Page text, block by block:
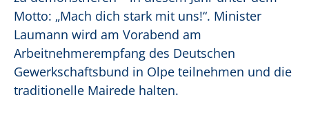
Motto: „Mach dich stark mit uns!“. Minister
Laumann wird am Vorabend am
Arbeitnehmerempfang des Deutschen
Gewerkschaftsbund in Olpe teilnehmen und die
traditionelle Mairede halten.